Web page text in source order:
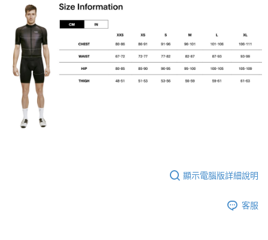
顯示電腦版詳細說明
客服